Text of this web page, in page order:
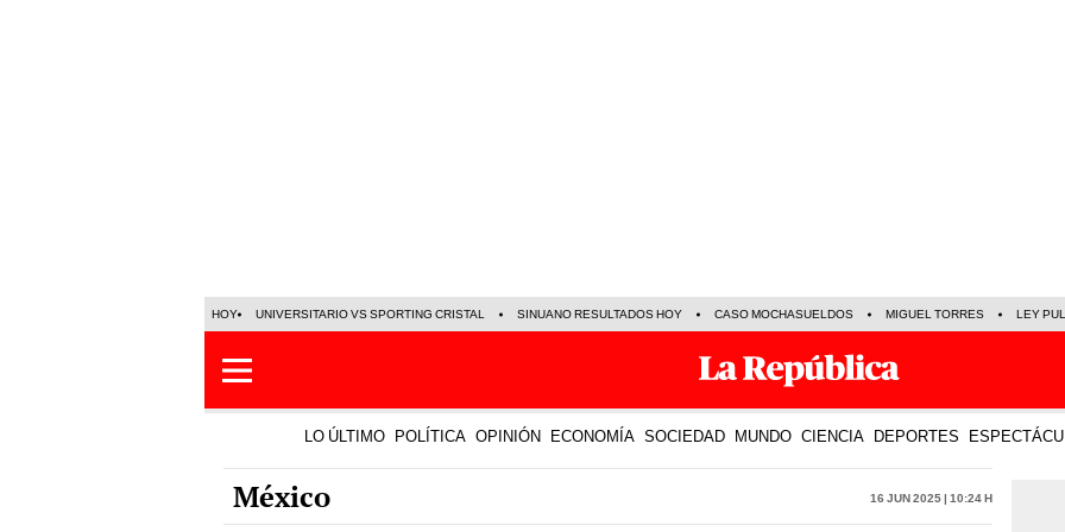
HOY UNIVERSITARIO VS SPORTING CRISTAL SINUANO RESULTADOS HOY CASO MOCHASUELDOS MIGUEL TORRES LEY
LO ÚLTIMO POLÍTICA OPINIÓN ECONOMÍA SOCIEDAD MUNDO CIENCIA DEPORTES
México 16 Jun 2025 | 10:24 h